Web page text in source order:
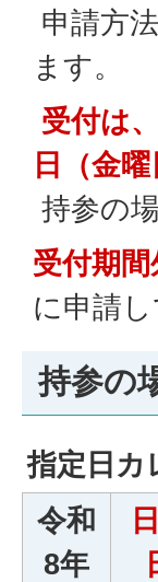
申請方法
ます。
受付は
日（金
持参の
受付期
に申請し
持参の
指定日カ
令和
8年